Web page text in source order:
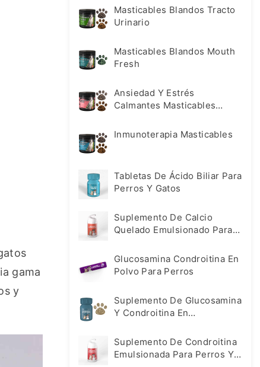
gama
y
Masticables Blandos Tracto
Urinario
Masticables Blandos Mouth
Fresh
Ansiedad Y Estrés
Calmantes Masticables
Inmunoterapia Masticables
Tabletas De Ácido Biliar Para
Perros Y Gatos
Suplemento De Calcio
Quelado Emulsionado Para
Glucosamina Condroitina En
Polvo Para Perros
Suplemento De Glucosamina
Y Condroitina En
Suplemento De Condroitina
Emulsionada Para Perros Y